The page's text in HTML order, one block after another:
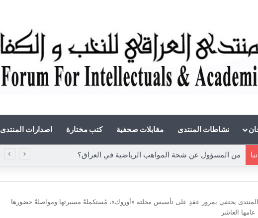
نشاطات المنتدى مقابلات صحفية كتب مختارة اصدارات المنتدى
من المسؤول عن شحة المواهب الرياضية في العراق؟
المنتدى يحتفي بمرور عقدٍ على تأسيس مجلته «أوروك»، مُستكملةً مسيرتها ومواصلةً حضورها
العاشر